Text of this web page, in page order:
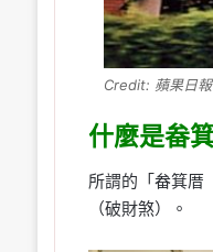
Credit: 蘋果日報
什麼是畚
所謂的「畚箕厝
（破財煞）。